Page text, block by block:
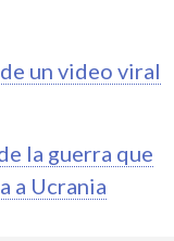
un video viral
la guerra que
a Ucrania